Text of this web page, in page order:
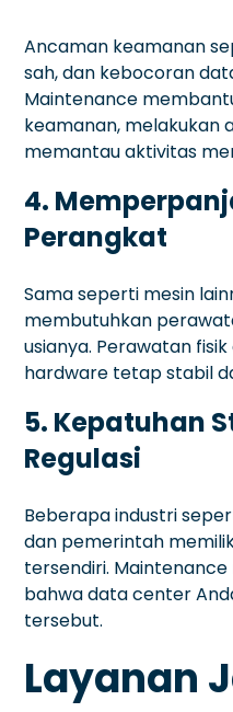
Ancaman keamanan
sah, dan kebocoran
Maintenance
keamanan, melakukan
memantau aktivitas
4.
Perangkat
Sama seperti mesin
membutuhkan
usianya. Perawatan
hardware tetap stabil
5. Kepatuhan
Regulasi
Beberapa industri
dan pemerintah
tersendiri.
bahwa data center
tersebut.
Layanan